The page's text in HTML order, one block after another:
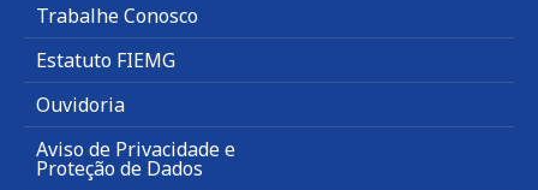
Trabalhe Conosco
Estatuto FIEMG
Ouvidoria
Aviso de Privacidade e
Proteção de Dados